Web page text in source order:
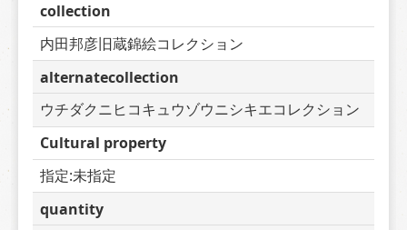
collection
内田邦彦旧蔵錦絵コレクション
alternatecollection
ウチダクニヒコキュウゾウニシキエコレクション
Cultural property
指定:未指定
quantity